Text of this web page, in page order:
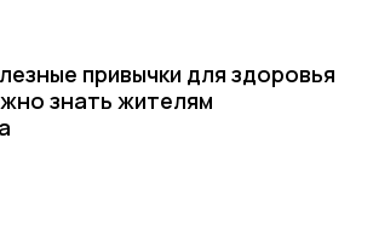
привычки для здоровья
знать жителям